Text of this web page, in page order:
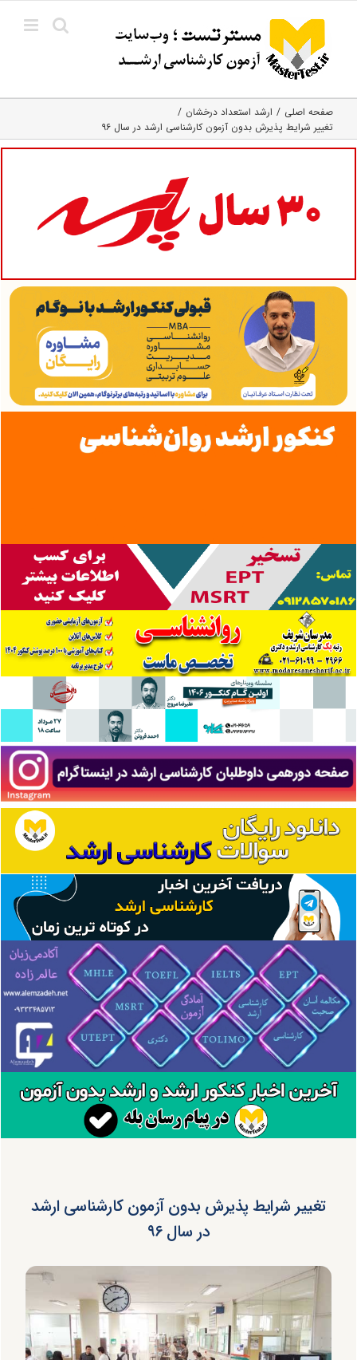
content
صفحه اصلی
ارشد استعداد درخشان
تغییر شرایط پذیرش بدون آزمون کارشناسی ارشد در سال ۹۶
تغییر شرایط پذیرش بدون آزمون کارشناسی ارشد
در سال ۹۶